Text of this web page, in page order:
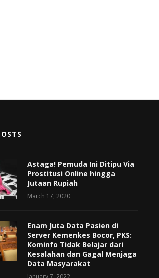
Astaga! Pemuda Ini Ditipu Via
Prostitusi Online hingga
Jutaan Rupiah
March 17, 2020
Enam Juta Data Pasien di
Server Kemenkes Bocor, PKS:
Kominfo Tidak Belajar dari
Kesalahan dan Gagal Menjaga
Data Masyarakat